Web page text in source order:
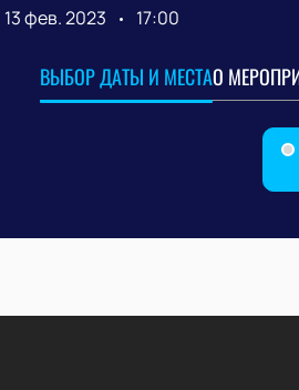
13 фев. 2023
17:00
ВЫБОР ДАТЫ И МЕСТАО